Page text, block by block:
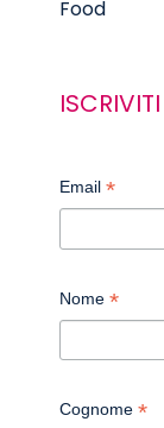
Food
Email *
Nome *
Cognome *